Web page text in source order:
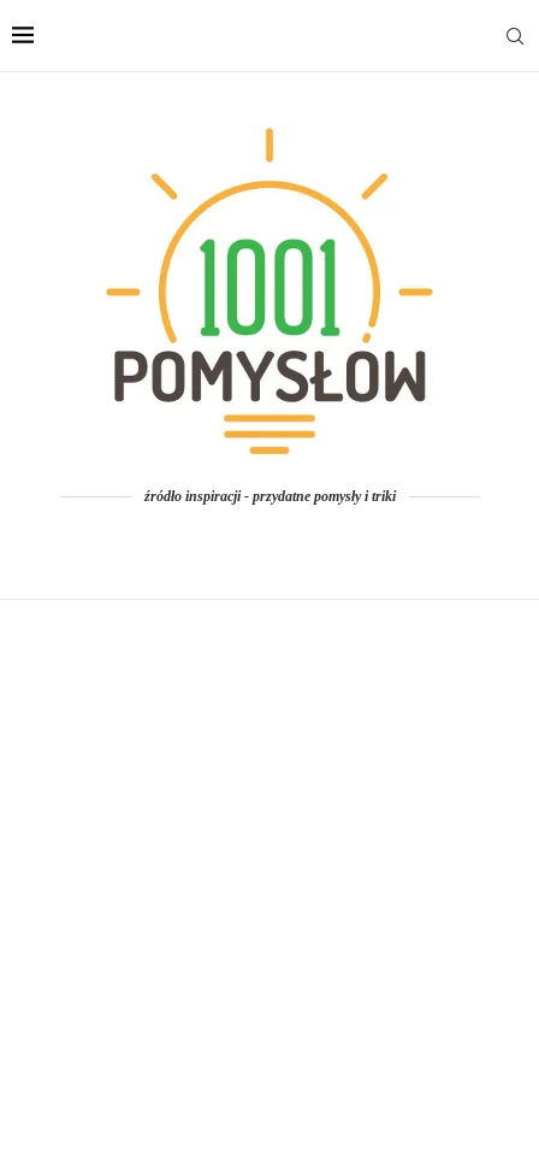
źródło inspiracji - przydatne pomysły i triki